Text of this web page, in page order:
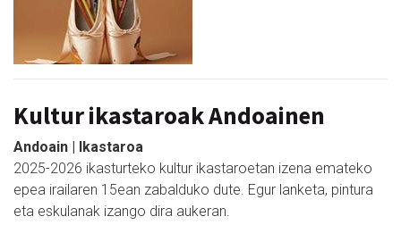
Kultur ikastaroak Andoainen
Andoain | Ikastaroa
2025-2026 ikasturteko kultur ikastaroetan izena emateko
epea irailaren 15ean zabalduko dute. Egur lanketa, pintura
eta eskulanak izango dira aukeran.